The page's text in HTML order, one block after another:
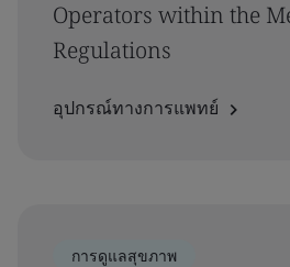
Operators within the
Regulations
อุปกรณ์ทางการแพทย์
การดูแลสุขภาพ